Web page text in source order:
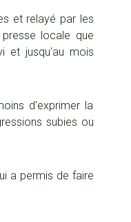
et relayé par les
presse locale que
et jusqu'au mois
d'exprimer la
subies ou
a permis de faire